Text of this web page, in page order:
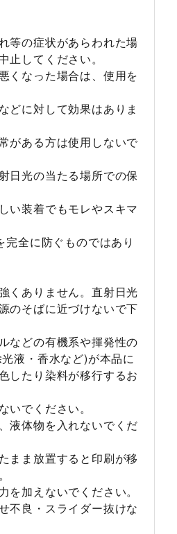
等の症状があらわれた場
止してください。
くなった場合は、使用を
どに対して効果はありま
がある方は使用しないで
日光の当たる場所での保
い装着でもモレやスキマ
完全に防ぐものではあり
くありません。直射日光
のそばに近づけないで下
などの有機系や揮発性の
液・香水など)が本品に
したり染料が移行するお
いでください。
液体物を入れないでくだ
まま放置すると印刷が移
を加えないでください。
不良・スライダー抜けな